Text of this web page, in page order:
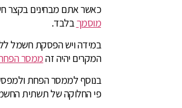
כאשר אתם מבחינים בקצר
מוסמךבלבד.
במידה ויש הפסקת חשמל
המקרים יהיה זהממסר
בנוסף לממסר הפחת
פי החלוקה של תשתית